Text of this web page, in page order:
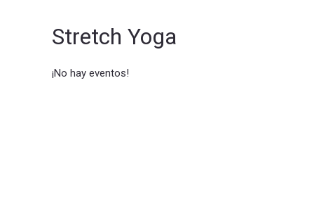
Stretch Yoga
¡No hay eventos!